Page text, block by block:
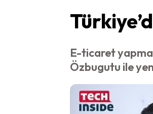
E-ticaret
Özbugutu ile